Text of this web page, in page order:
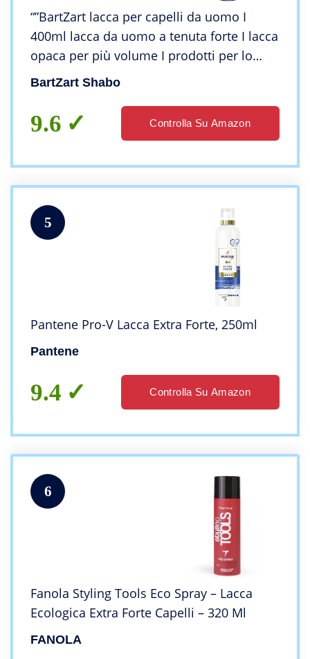
“”BartZart lacca per capelli da uomo I
400ml lacca da uomo a tenuta forte I lacca
opaca per più volume I prodotti per lo
styling dei capelli direttamente dal
BartZart Shabo
9.6 Controlla Su Amazon
5
Pantene Pro-V Lacca Extra Forte, 250ml
Pantene
9.4 Controlla Su Amazon
6
Fanola Styling Tools Eco Spray – Lacca
Ecologica Extra Forte Capelli – 320 Ml
FANOLA